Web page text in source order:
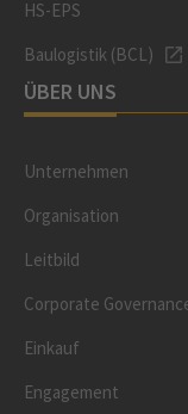
HS-EPS
Baulogistik (BCL)
ÜBER UNS
Unternehmen
Organisation
Leitbild
Corporate
Einkauf
Engagement